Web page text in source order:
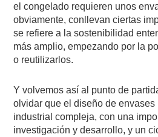
el congelado requieren unos
obviamente, conllevan ciertas
se refiere a la sostenibilidad
más amplio, empezando por la
o reutilizarlos.
Y volvemos así al punto de
olvidar que el diseño de
industrial compleja, con una
investigación y desarrollo, y un